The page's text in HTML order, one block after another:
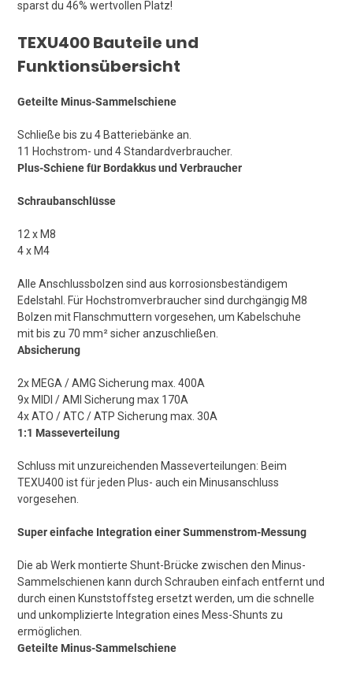
sparst du 46% wertvollen Platz!
TEXU400 Bauteile und
Funktionsübersicht
Geteilte Minus-Sammelschiene
Schließe bis zu 4 Batteriebänke an.
11 Hochstrom- und 4 Standardverbraucher.
Plus-Schiene für Bordakkus und Verbraucher
Schraubanschlüsse
12 x M8
4 x M4
Alle Anschlussbolzen sind aus korrosionsbeständigem
Edelstahl. Für Hochstromverbraucher sind durchgängig M8
Bolzen mit Flanschmuttern vorgesehen, um Kabelschuhe
mit bis zu 70 mm² sicher anzuschließen.
Absicherung
2x MEGA / AMG Sicherung max. 400A
9x MIDI / AMI Sicherung max 170A
4x ATO / ATC / ATP Sicherung max. 30A
1:1 Masseverteilung
Schluss mit unzureichenden Masseverteilungen: Beim
TEXU400 ist für jeden Plus- auch ein Minusanschluss
vorgesehen.
Super einfache Integration einer Summenstrom-Messung
Die ab Werk montierte Shunt-Brücke zwischen den Minus-
Sammelschienen kann durch Schrauben einfach entfernt und
durch einen Kunststoffsteg ersetzt werden, um die schnelle
und unkomplizierte Integration eines Mess-Shunts zu
ermöglichen.
Geteilte Minus-Sammelschiene